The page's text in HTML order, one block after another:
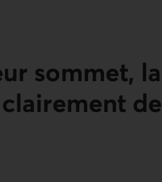
sommet,